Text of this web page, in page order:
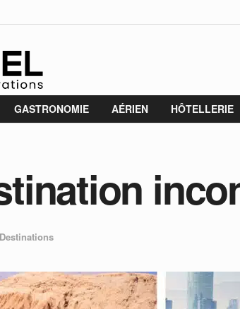
GASTRONOMIE AÉRIEN HÔTELLERIE
Destinations